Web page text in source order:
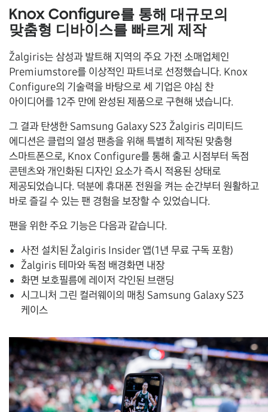
Knox Configure를 통해 대규모의
맞춤형 디바이스를 빠르게 제작
Žalgiris는 삼성과 발트해 지역의 주요 가전 소매업체인
Premiumstore를 이상적인 파트너로 선정했습니다. Knox
Configure의 기술력을 바탕으로 세 기업은 야심 찬
아이디어를12주 만에 완성된 제품으로 구현해 냈습니다.
그 결과 탄생한 Samsung Galaxy S23 Žalgiris 리미티드
에디션은 클럽의 열성 팬층을 위해 특별히 제작된 맞춤형
스마트폰으로, Knox Configure를 통해 출고 시점부터 독점
콘텐츠와 개인화된 디자인 요소가 즉시 적용된 상태로
제공되었습니다. 덕분에 휴대폰 전원을 켜는 순간부터 원활하고
바로 즐길 수 있는 팬 경험을 보장할 수 있었습니다.
팬을 위한 주요 기능은 다음과 같습니다.
사전 설치된 Žalgiris Insider 앱(1년 무료 구독 포함)
Žalgiris 테마와 독점 배경화면 내장
화면 보호필름에 레이저 각인된 브랜딩
시그니처 그린 컬러웨이의 매칭 Samsung Galaxy S23
케이스